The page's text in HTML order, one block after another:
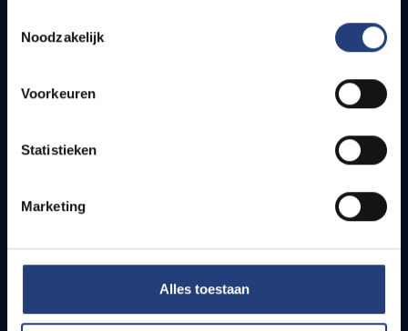
Noodzakelijk
Voorkeuren
Statistieken
Marketing
Alles toestaan
Snel naar
Bereikbaarheid
Studenten